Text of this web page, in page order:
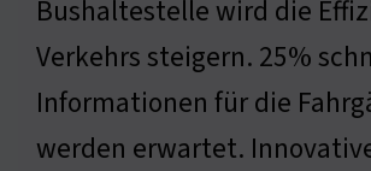
Bushaltestelle wird die
Verkehrs steigern. 25%
Informationen für die
werden erwartet.